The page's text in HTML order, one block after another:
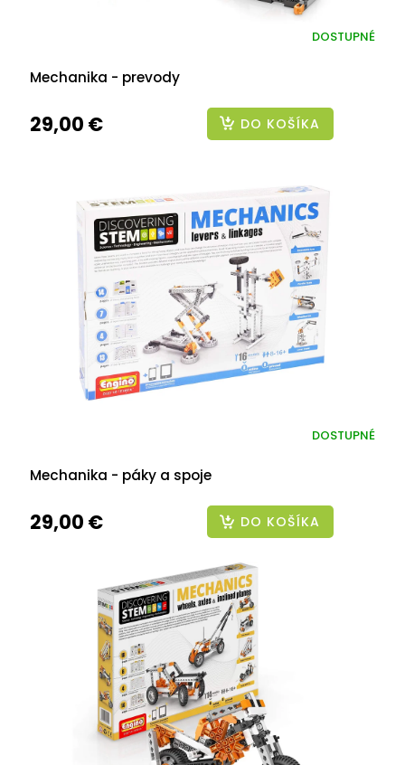
Mechanika - prevody
DOSTUPNÉ
29,00 € DO KOŠÍKA
Mechanika - páky a spoje
DOSTUPNÉ
29,00 € DO KOŠÍKA